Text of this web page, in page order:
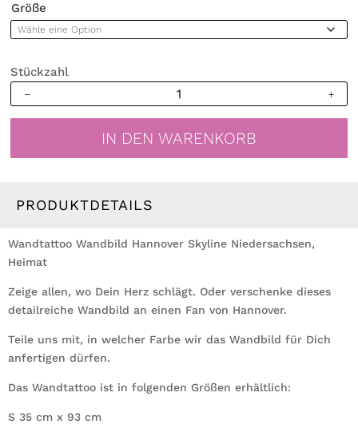
Größe
Stückzahl
Wandbild
Menge
IN DEN WARENKORB
PRODUKTDETAILS
Wandtattoo Wandbild Hannover Skyline Niedersachsen,
Heimat
Zeige allen, wo Dein Herz schlägt. Oder verschenke dieses
detailreiche Wandbild an einen Fan von Hannover.
Teile uns mit, in welcher Farbe wir das Wandbild für Dich
anfertigen dürfen.
Das Wandtattoo ist in folgenden Größen erhältlich:
S 35 cm x 93 cm